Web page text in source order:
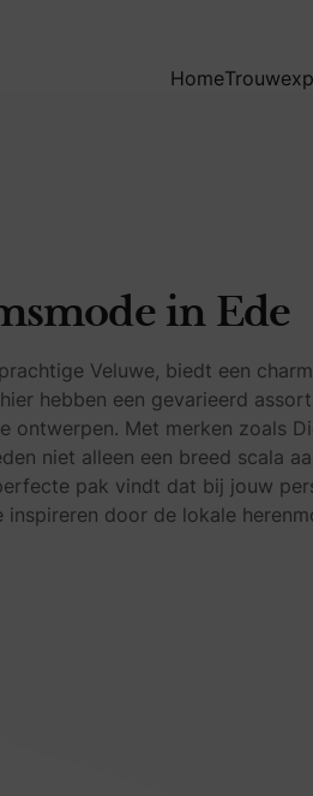
Home
in Ede
Veluwe, biedt een
hebben een gevarieerd
ontwerpen. Met merken zoals
niet alleen een breed scala
pak vindt dat bij jouw
inspireren door de lokale